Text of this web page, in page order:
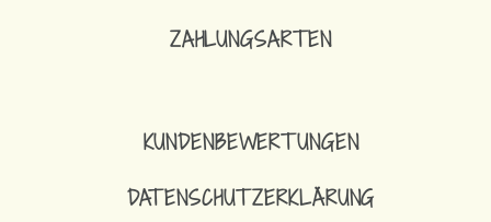
16,90
ZAHLUNGSARTEN
KUNDENBEWERTUNGEN
DATENSCHUTZERKLÄRUNG